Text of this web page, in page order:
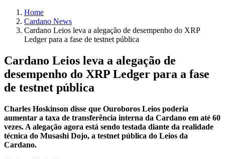
Home
Cardano News
Cardano Leios leva a alegação de desempenho do XRP
Ledger para a fase de testnet pública
Cardano Leios leva a alegação de
desempenho do XRP Ledger para a fase
de testnet pública
Charles Hoskinson disse que Ouroboros Leios poderia
aumentar a taxa de transferência interna da Cardano em até 60
vezes. A alegação agora está sendo testada diante da realidade
técnica do Musashi Dojo, a testnet pública do Leios da
Cardano.